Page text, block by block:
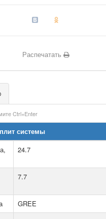
Распечатать
Ctrl+Enter
системы
24.7
7.7
GREE